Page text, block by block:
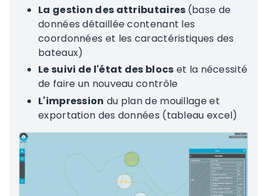
La gestion des attributaires (base de
données détaillée contenant les
coordonnées et les caractéristiques des
bateaux)
Le suivi de l'état des blocs et la nécessité
de faire un nouveau contrôle
L'impression du plan de mouillage et
exportation des données (tableau excel)